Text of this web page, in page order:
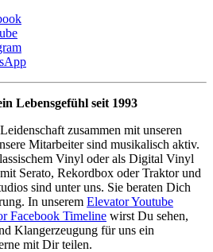
Lebensgefühl seit 1993
zusammen mit unseren
Mitarbeiter sind musikalisch aktiv.
Vinyl oder als Digital Vinyl
Serato, Rekordbox oder Traktor und
sind unter uns. Sie beraten Dich
In unserem Elevator Youtube
Facebook Timeline wirst Du sehen,
Klangerzeugung für uns ein
mit Dir teilen.